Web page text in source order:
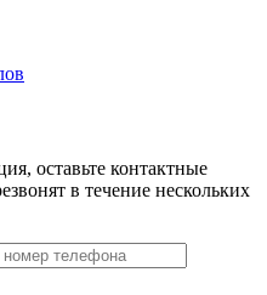
оставьте контактные
в течение нескольких